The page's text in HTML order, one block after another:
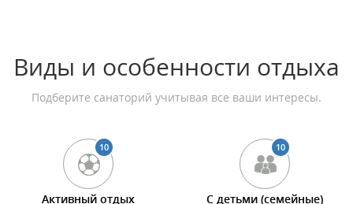
Виды и особенности отдыха
Подберите санаторий учитывая все ваши интересы.
10
Активный отдых
10
С детьми (семейные)